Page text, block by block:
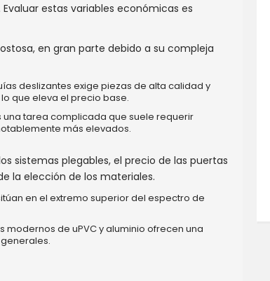
estas variables económicas es
en gran parte debido a su compleja
deslizantes exige piezas de alta calidad y
que eleva el precio base.
tarea complicada que suele requerir
más elevados.
sistemas plegables, el precio de las puertas
la elección de los materiales.
en el extremo superior del espectro de
de uPVC y aluminio ofrecen una